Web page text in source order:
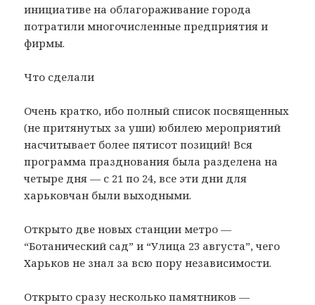
инициативе на облагораживание города
потратили многочисленные предприятия и
фирмы.
Что сделали
Очень кратко, ибо полный список посвященных
(не притянутых за уши) юбилею мероприятий
насчитывает более пятисот позиций! Вся
программа празднования была разделена на
четыре дня — с 21 по 24, все эти дни для
харьковчан были выходными.
Открыто две новых станции метро —
“Ботанический сад” и “Улица 23 августа”, чего
Харьков не знал за всю пору независимости.
Открыто сразу несколько памятников —